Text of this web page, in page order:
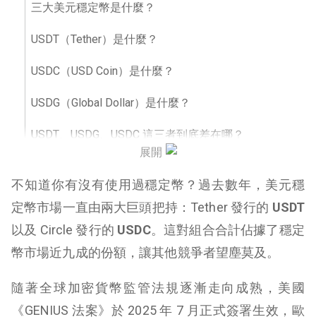
三大美元穩定幣是什麼？
USDT（Tether）是什麼？
USDC（USD Coin）是什麼？
USDG（Global Dollar）是什麼？
USDT、USDG、USDC 這三者到底差在哪？
我該把資產換成哪一種？
穩定幣進入成熟期
展開
不知道你有沒有使用過穩定幣？過去數年，美元穩
定幣市場一直由兩大巨頭把持：Tether 發行的 USDT
以及 Circle 發行的 USDC。這對組合合計佔據了穩定
幣市場近九成的份額，讓其他競爭者望塵莫及。
隨著全球加密貨幣監管法規逐漸走向成熟，美國
《GENIUS 法案》於 2025 年 7 月正式簽署生效，歐